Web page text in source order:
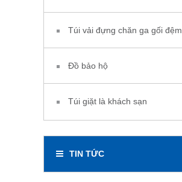
Túi vải đựng chăn ga gối đệm
Đồ bảo hộ
Túi giặt là khách sạn
TIN TỨC